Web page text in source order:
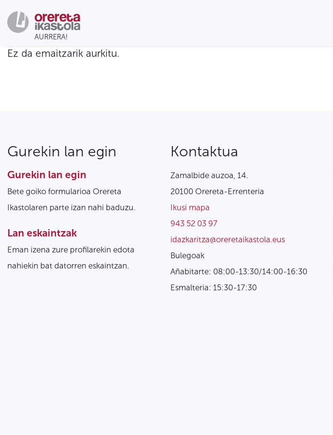
Ez da emaitzarik aurkitu.
Gurekin lan egin
Gurekin lan egin
Bete goiko formularioa Orereta
Ikastolaren parte izan nahi baduzu.
Lan eskaintzak
Eman izena zure profilarekin edota
nahiekin bat datorren eskaintzan.
Kontaktua
Zamalbide auzoa, 14.
20100 Orereta-Errenteria
Ikusi mapa
943 52 03 97
idazkaritza@oreretaikastola.eus
Bulegoak
Añabitarte: 08:00-13:30/14:00-16:30
Esmalteria: 15:30-17:30